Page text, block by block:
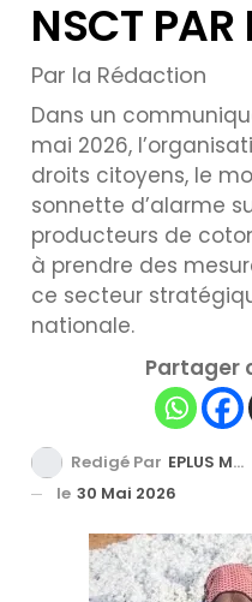
NSCT PAR
Par la Rédaction
Dans un
mai 2026,
droits citoyens, le
sonnette d’alarme
producteurs de
à prendre des
ce secteur
nationale.
Partager
Redigé Par EPLUS MEDIA TV
le 30 Mai 2026